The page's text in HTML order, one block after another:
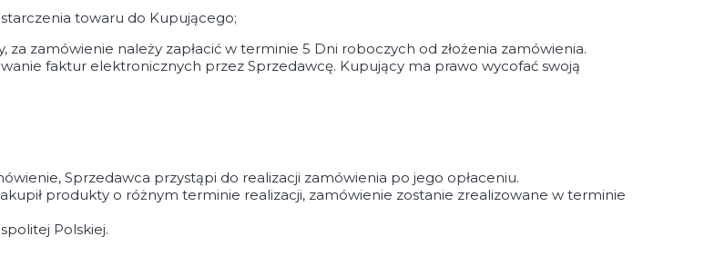
towaru do Kupującego;
zamówienie należy zapłacić w terminie 5 Dni roboczych od złożenia zamówienia.
faktur elektronicznych przez Sprzedawcę. Kupujący ma prawo wycofać swoją
Sprzedawca przystąpi do realizacji zamówienia po jego opłaceniu.
produkty o różnym terminie realizacji, zamówienie zostanie zrealizowane w terminie
Polskiej.